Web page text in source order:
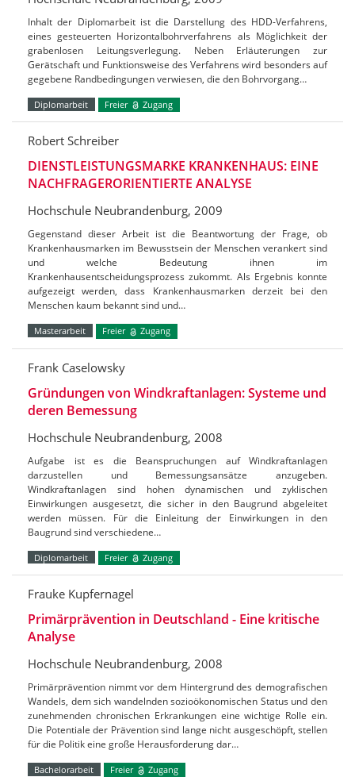
Inhalt der Diplomarbeit ist die Darstellung des HDD-Verfahrens,
eines gesteuerten Horizontalbohrverfahrens als Möglichkeit der
grabenlosen Leitungsverlegung. Neben Erläuterungen zur
Gerätschaft und Funktionsweise des Verfahrens wird besonders auf
gegebene Randbedingungen verwiesen, die den Bohrvorgang…
Diplomarbeit Freier Zugang
Robert Schreiber
DIENSTLEISTUNGSMARKE KRANKENHAUS: EINE
NACHFRAGERORIENTIERTE ANALYSE
Hochschule Neubrandenburg, 2009
Gegenstand dieser Arbeit ist die Beantwortung der Frage, ob
Krankenhausmarken im Bewusstsein der Menschen verankert sind
und welche Bedeutung ihnen im
Krankenhausentscheidungsprozess zukommt. Als Ergebnis konnte
aufgezeigt werden, dass Krankenhausmarken derzeit bei den
Menschen kaum bekannt sind und…
Masterarbeit Freier Zugang
Frank Caselowsky
Gründungen von Windkraftanlagen: Systeme und
deren Bemessung
Hochschule Neubrandenburg, 2008
Aufgabe ist es die Beanspruchungen auf Windkraftanlagen
darzustellen und Bemessungsansätze anzugeben.
Windkraftanlagen sind hohen dynamischen und zyklischen
Einwirkungen ausgesetzt, die sicher in den Baugrund abgeleitet
werden müssen. Für die Einleitung der Einwirkungen in den
Baugrund sind verschiedene…
Diplomarbeit Freier Zugang
Frauke Kupfernagel
Primärprävention in Deutschland - Eine kritische
Analyse
Hochschule Neubrandenburg, 2008
Primärprävention nimmt vor dem Hintergrund des demografischen
Wandels, dem sich wandelnden sozioökonomischen Status und den
zunehmenden chronischen Erkrankungen eine wichtige Rolle ein.
Die Potentiale der Prävention sind lange nicht ausgeschöpft, stellen
für die Politik eine große Herausforderung dar…
Bachelorarbeit Freier Zugang